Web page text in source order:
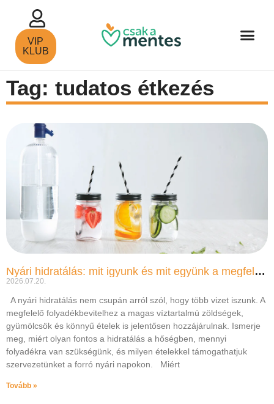
VIP
KLUB
Tag: tudatos étkezés
Nyári hidratálás: mit igyunk és mit együnk a megfelelő folyadékbevitelért?
2026.07.20.
A nyári hidratálás nem csupán arról szól, hogy több vizet iszunk. A
megfelelő folyadékbevitelhez a magas víztartalmú zöldségek,
gyümölcsök és könnyű ételek is jelentősen hozzájárulnak. Ismerje
meg, miért olyan fontos a hidratálás a hőségben, mennyi
folyadékra van szükségünk, és milyen ételekkel támogathatjuk
szervezetünket a forró nyári napokon. Miért
Tovább »